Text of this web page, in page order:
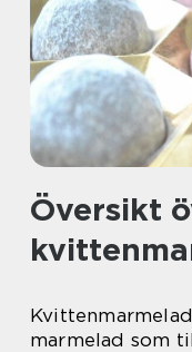
Översikt
marmelad som